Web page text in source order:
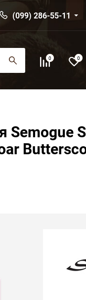
(099) 286-55-11
0 0
Semogue